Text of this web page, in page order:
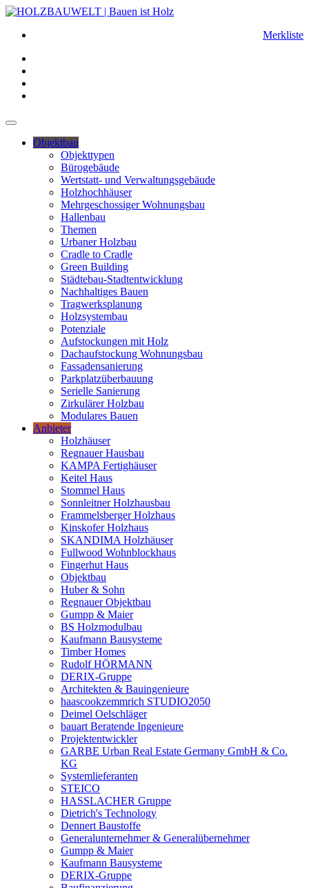
Merkliste
Objektbau
Objekttypen
Bürogebäude
Wertstatt- und Verwaltungsgebäude
Holzhochhäuser
Mehrgeschossiger Wohnungsbau
Hallenbau
Themen
Urbaner Holzbau
Cradle to Cradle
Green Building
Städtebau-Stadtentwicklung
Nachhaltiges Bauen
Tragwerksplanung
Holzsystembau
Potenziale
Aufstockungen mit Holz
Dachaufstockung Wohnungsbau
Fassadensanierung
Parkplatzüberbauung
Serielle Sanierung
Zirkulärer Holzbau
Modulares Bauen
Anbieter
Holzhäuser
Regnauer Hausbau
KAMPA Fertighäuser
Keitel Haus
Stommel Haus
Sonnleitner Holzhausbau
Frammelsberger Holzhaus
Kinskofer Holzhaus
SKANDIMA Holzhäuser
Fullwood Wohnblockhaus
Fingerhut Haus
Objektbau
Huber & Sohn
Regnauer Objektbau
Gumpp & Maier
BS Holzmodulbau
Kaufmann Bausysteme
Timber Homes
Rudolf HÖRMANN
DERIX-Gruppe
Architekten & Bauingenieure
haascookzemmrich STUDIO2050
Deimel Oelschläger
bauart Beratende Ingenieure
Projektentwickler
GARBE Urban Real Estate Germany GmbH & Co.
KG
Systemlieferanten
STEICO
HASSLACHER Gruppe
Dietrich's Technology
Dennert Baustoffe
Generalunternehmer & Generalübernehmer
Gumpp & Maier
Kaufmann Bausysteme
DERIX-Gruppe